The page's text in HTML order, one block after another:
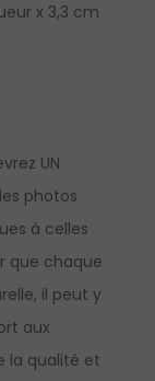
x 3,3 cm
UN
photos
à celles
que chaque
il peut y
aux
la qualité et